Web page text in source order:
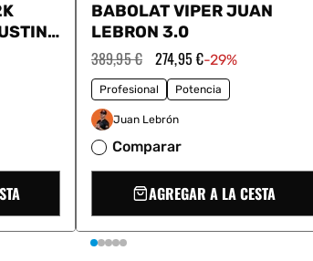
BABOLAT VIPER JUAN
LEBRON 3.0
Precio
habitual
389,95 € Precio
de
oferta
274,95 €-29%
Profesional Potencia
Juan Lebrón
Comparar
AGREGAR A LA CESTA